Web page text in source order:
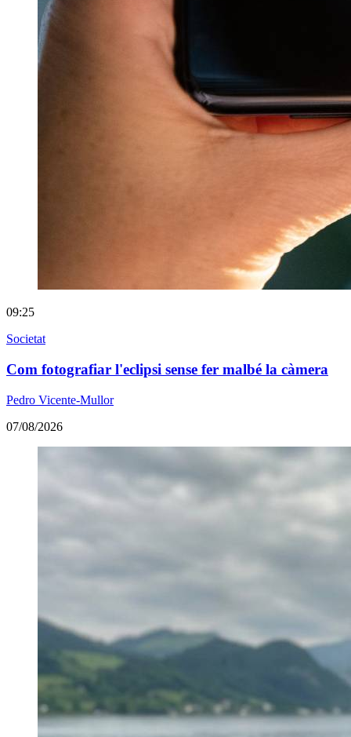
09:25
Societat
Com fotografiar l'eclipsi sense fer malbé la càmera
Pedro Vicente-Mullor
07/08/2026